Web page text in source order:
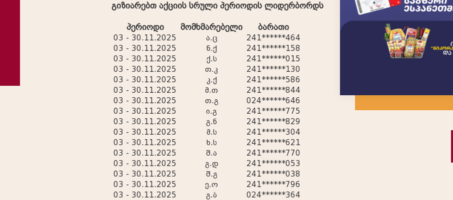
გიზიარებთ აქციის სრული პერიოდის ლიდერბორდს
პერიოდი მომხმარებელი ბარათი
03 - 30.11.2025 ა.ც
241******464
03 - 30.11.2025
ნ.ქ
241******158
03 - 30.11.2025
ქ.ს
241******015
03 - 30.11.2025
თ.კ
241******130
03 - 30.11.2025
კ.ქ
241******586
03 - 30.11.2025
მ.თ
241******844
03 - 30.11.2025
თ.გ
024******646
03 - 30.11.2025
ი.გ
241******775
03 - 30.11.2025
გ.ნ
241******829
03 - 30.11.2025
მ.ს
241******304
03 - 30.11.2025
ხ.ს
241******621
03 - 30.11.2025
შ.ა
241******770
03 - 30.11.2025
გ.დ
241******053
03 - 30.11.2025
შ.გ
241******038
03 - 30.11.2025
ე.ო
241******796
03 - 30.11.2025
გ.ბ
024******364